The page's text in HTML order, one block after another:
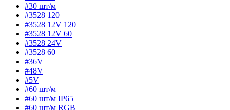
#30 шт/м
#3528 120
#3528 12V 120
#3528 12V 60
#3528 24V
#3528 60
#36V
#48V
#5V
#60 шт/м
#60 шт/м IP65
#60 шт/м RGB